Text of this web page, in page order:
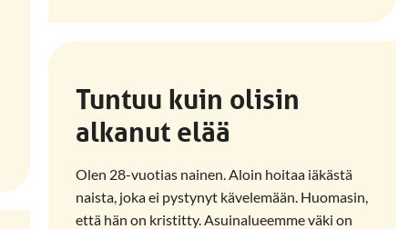
Tuntuu kuin olisin
alkanut elää
Olen 28-vuotias nainen. Aloin hoitaa iäkästä
naista, joka ei pystynyt kävelemään. Huomasin,
että hän on kristitty. Asuinalueemme väki on